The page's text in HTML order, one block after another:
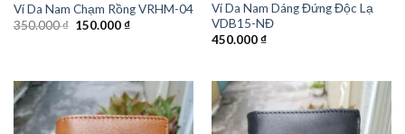
Ví Da Nam Chạm Rồng VRHM-04
350.000₫ 150.000₫
Ví Da Nam Dáng Đứng Độc Lạ
VDB15-NĐ
450.000₫